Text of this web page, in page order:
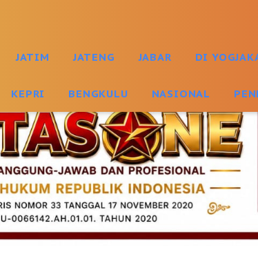
JATIM JATENG JABAR DI
KEPRI BENGKULU NASIONAL